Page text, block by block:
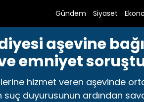
Gündem Siyaset
aşevine
ve emniyet
hizmet veren aşevinde
suç duyurusunun ardından